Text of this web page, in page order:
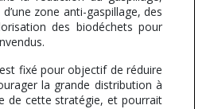
zone anti-gaspillage, des
des biodéchets pour
fixé pour objectif de réduire
la grande distribution à
de cette stratégie, et pourrait